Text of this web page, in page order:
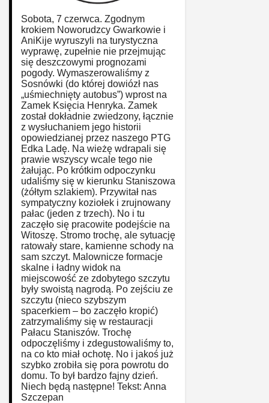
Sobota, 7 czerwca. Zgodnym
krokiem Noworudzcy Gwarkowie i
AniKije wyruszyli na turystyczna
wyprawę, zupełnie nie przejmując
się deszczowymi prognozami
pogody. Wymaszerowaliśmy z
Sosnówki (do której dowiózł nas
„uśmiechnięty autobus”) wprost na
Zamek Księcia Henryka. Zamek
został dokładnie zwiedzony, łącznie
z wysłuchaniem jego historii
opowiedzianej przez naszego PTG
Edka Ladę. Na wieżę wdrapali się
prawie wszyscy wcale tego nie
żałując. Po krótkim odpoczynku
udaliśmy się w kierunku Staniszowa
(żółtym szlakiem). Przywitał nas
sympatyczny koziołek i zrujnowany
pałac (jeden z trzech). No i tu
zaczęło się pracowite podejście na
Witoszę. Stromo trochę, ale sytuację
ratowały stare, kamienne schody na
sam szczyt. Malownicze formacje
skalne i ładny widok na
miejscowość ze zdobytego szczytu
były swoistą nagrodą. Po zejściu ze
szczytu (nieco szybszym
spacerkiem – bo zaczęło kropić)
zatrzymaliśmy się w restauracji
Pałacu Staniszów. Trochę
odpoczęliśmy i zdegustowaliśmy to,
na co kto miał ochotę. No i jakoś już
szybko zrobiła się pora powrotu do
domu. To był bardzo fajny dzień.
Niech będą następne! Tekst: Anna
Szczepan